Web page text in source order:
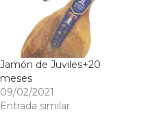
Jamón de Juviles+20
meses
09/02/2021
Entrada similar